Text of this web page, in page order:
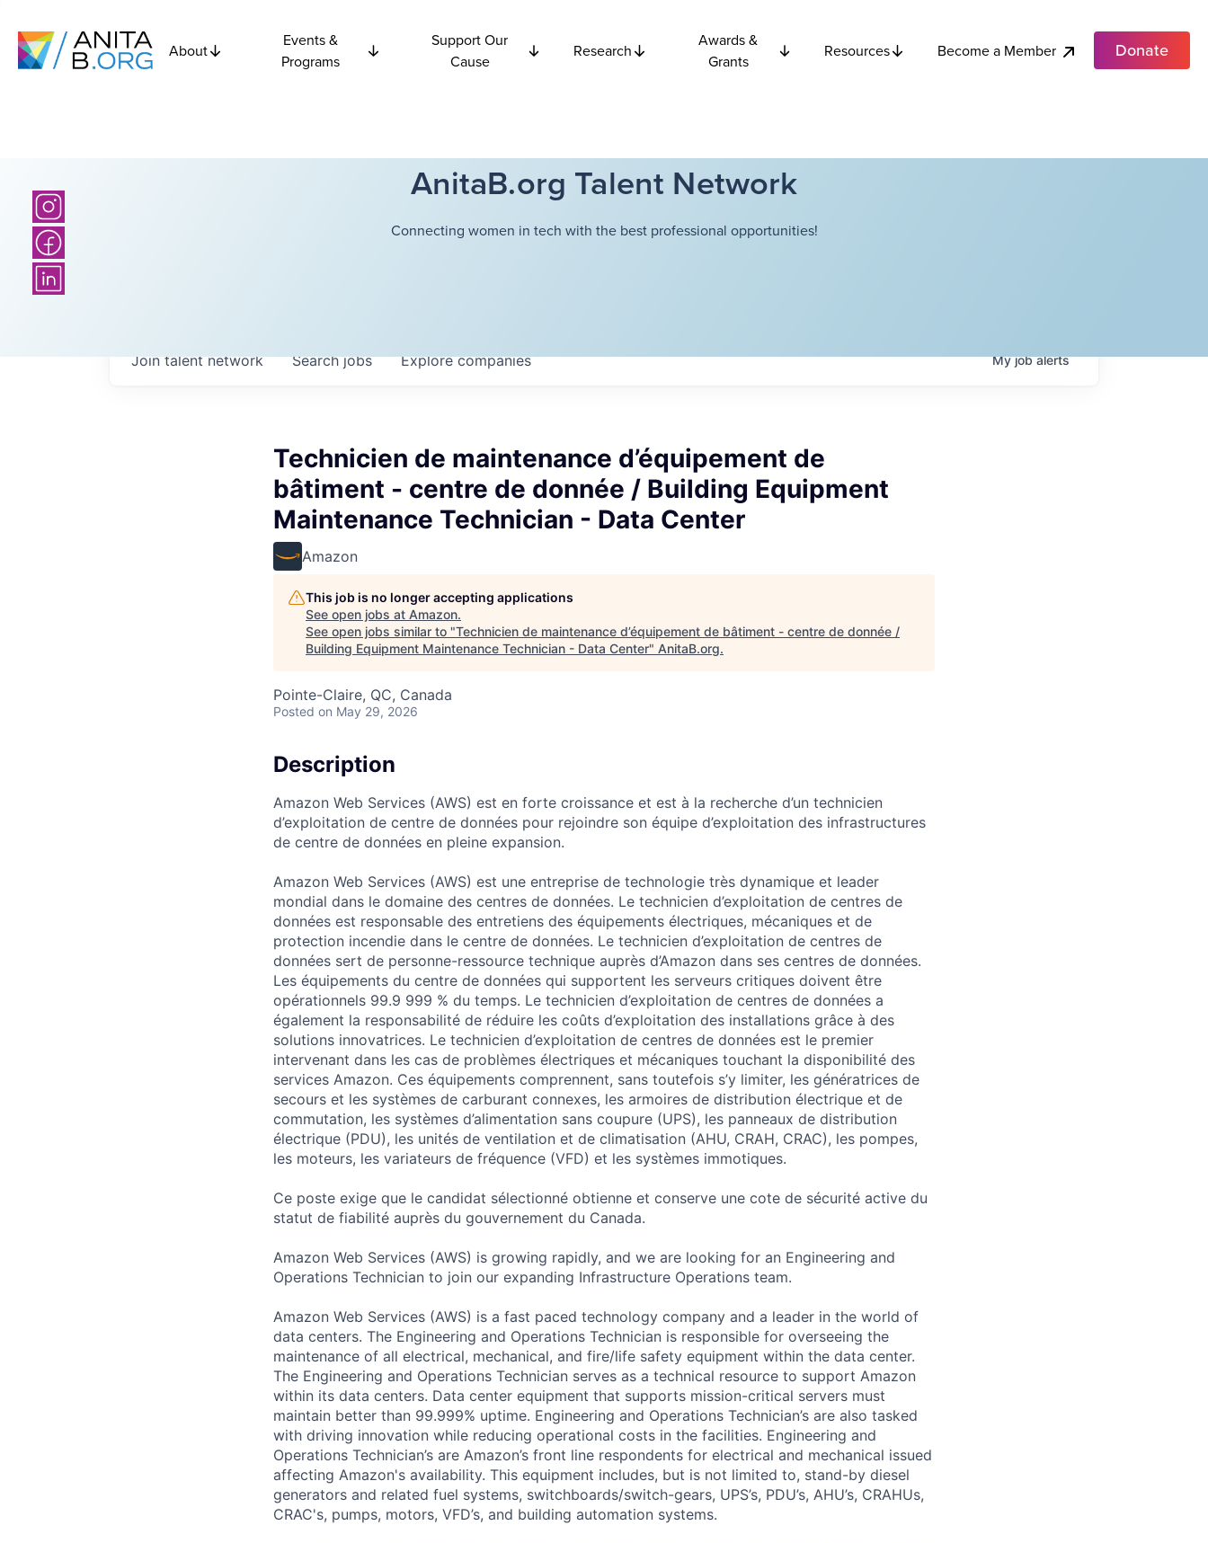
About
Events &
Programs
Support Our
Cause
Research
Awards &
Grants
Resources Become a Member Donate
AnitaB.org Talent Network
Connecting women in tech with the best professional opportunities!
Searchjobs Explorecompanies
Join talent network Myjobalerts
Technicien de maintenance d’équipement de
bâtiment - centre de donnée / Building Equipment
Maintenance Technician - Data Center
Amazon
This job is no longer accepting applications
See open jobs at Amazon.
See open jobs similar to "Technicien de maintenance d’équipement de bâtiment - centre de donnée /
Building Equipment Maintenance Technician - Data Center" AnitaB.org.
Pointe-Claire, QC, Canada
Posted on May 29, 2026
Description
Amazon Web Services (AWS) est en forte croissance et est à la recherche d’un technicien
d’exploitation de centre de données pour rejoindre son équipe d’exploitation des infrastructures
de centre de données en pleine expansion.
Amazon Web Services (AWS) est une entreprise de technologie très dynamique et leader
mondial dans le domaine des centres de données. Le technicien d’exploitation de centres de
données est responsable des entretiens des équipements électriques, mécaniques et de
protection incendie dans le centre de données. Le technicien d’exploitation de centres de
données sert de personne-ressource technique auprès d’Amazon dans ses centres de données.
Les équipements du centre de données qui supportent les serveurs critiques doivent être
opérationnels 99.9 999 % du temps. Le technicien d’exploitation de centres de données a
également la responsabilité de réduire les coûts d’exploitation des installations grâce à des
solutions innovatrices. Le technicien d’exploitation de centres de données est le premier
intervenant dans les cas de problèmes électriques et mécaniques touchant la disponibilité des
services Amazon. Ces équipements comprennent, sans toutefois s’y limiter, les génératrices de
secours et les systèmes de carburant connexes, les armoires de distribution électrique et de
commutation, les systèmes d’alimentation sans coupure (UPS), les panneaux de distribution
électrique (PDU), les unités de ventilation et de climatisation (AHU, CRAH, CRAC), les pompes,
les moteurs, les variateurs de fréquence (VFD) et les systèmes immotiques.
Ce poste exige que le candidat sélectionné obtienne et conserve une cote de sécurité active du
statut de fiabilité auprès du gouvernement du Canada.
Amazon Web Services (AWS) is growing rapidly, and we are looking for an Engineering and
Operations Technician to join our expanding Infrastructure Operations team.
Amazon Web Services (AWS) is a fast paced technology company and a leader in the world of
data centers. The Engineering and Operations Technician is responsible for overseeing the
maintenance of all electrical, mechanical, and fire/life safety equipment within the data center.
The Engineering and Operations Technician serves as a technical resource to support Amazon
within its data centers. Data center equipment that supports mission-critical servers must
maintain better than 99.999% uptime. Engineering and Operations Technician’s are also tasked
with driving innovation while reducing operational costs in the facilities. Engineering and
Operations Technician’s are Amazon’s front line respondents for electrical and mechanical issued
affecting Amazon's availability. This equipment includes, but is not limited to, stand-by diesel
generators and related fuel systems, switchboards/switch-gears, UPS’s, PDU’s, AHU’s, CRAHUs,
CRAC's, pumps, motors, VFD’s, and building automation systems.